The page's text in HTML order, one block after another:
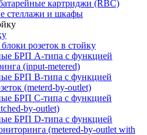
картриджи (RBC)
стеллажи и шкафы
розеток в стойку
БРП А-типа с функцией
(input-metered)
БРП B-типа с функцией
(meterd-by-outlet)
БРП C-типа с функцией
by-outlet)
БРП D-типа с функцией
(metered-by-outlet with